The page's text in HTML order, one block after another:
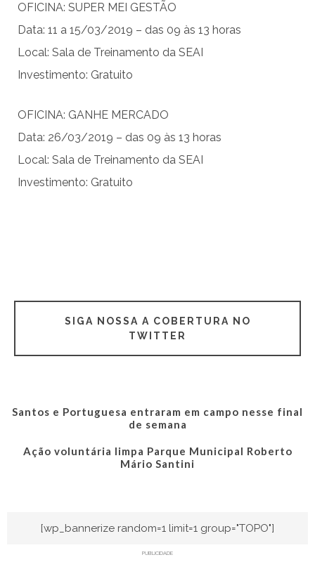
OFICINA: SUPER MEI GESTÃO
Data: 11 a 15/03/2019 – das 09 às 13 horas
Local: Sala de Treinamento da SEAI
Investimento: Gratuito
OFICINA: GANHE MERCADO
Data: 26/03/2019 – das 09 às 13 horas
Local: Sala de Treinamento da SEAI
Investimento: Gratuito
SIGA NOSSA A COBERTURA NO
TWITTER
Santos e Portuguesa entraram em campo nesse final
de semana
Ação voluntária limpa Parque Municipal Roberto
Mário Santini
[wp_bannerize random=1 limit=1 group="TOPO"]
PUBLICIDADE